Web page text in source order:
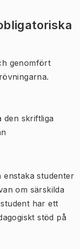
genomfört
den skriftliga
enstaka studenter
om särskilda
har ett
stöd på